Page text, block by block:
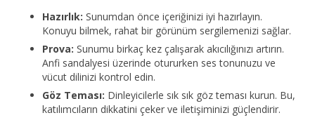
Hazırlık: Sunumdan önce içeriğinizi iyi hazırlayın.
Konuyu bilmek, rahat bir görünüm sergilemenizi sağlar.
Prova: Sunumu birkaç kez çalışarak akıcılığınızı artırın.
Anfi sandalyesi üzerinde otururken ses tonunuzu ve
vücut dilinizi kontrol edin.
Göz Teması: Dinleyicilerle sık sık göz teması kurun. Bu,
katılımcıların dikkatini çeker ve iletişiminizi güçlendirir.